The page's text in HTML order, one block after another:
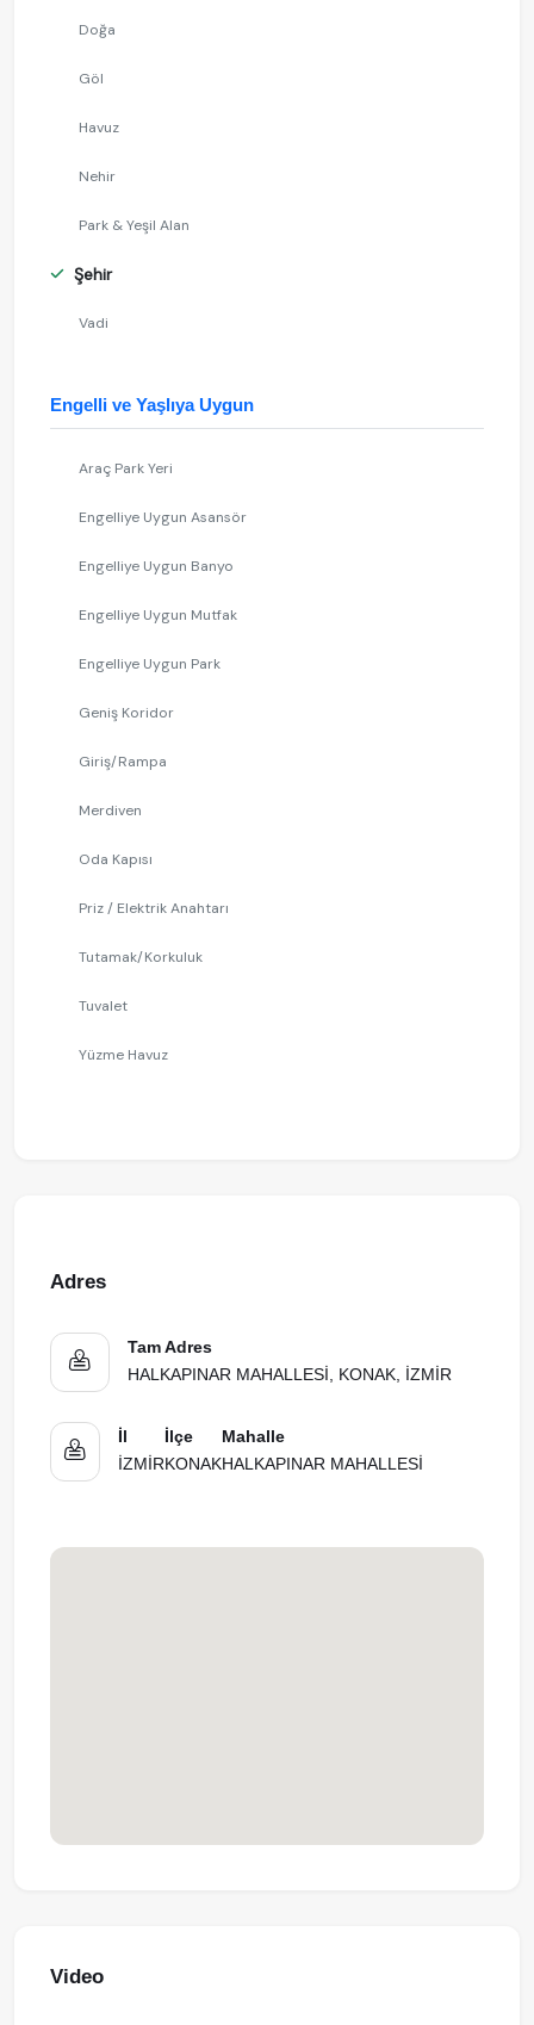
Doğa
Göl
Havuz
Nehir
Park & Yeşil Alan
Şehir
Vadi
Engelli ve Yaşlıya Uygun
Araç Park Yeri
Engelliye Uygun Asansör
Engelliye Uygun Banyo
Engelliye Uygun Mutfak
Engelliye Uygun Park
Geniş Koridor
Giriş/Rampa
Merdiven
Oda Kapısı
Priz / Elektrik Anahtarı
Tutamak/Korkuluk
Tuvalet
Yüzme Havuz
Adres
Tam Adres
HALKAPINAR MAHALLESİ, KONAK, İZMİR
İl
İZMİR
İlçe
KONAK
Mahalle
HALKAPINAR MAHALLESİ
Video